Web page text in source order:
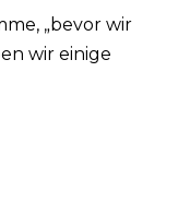
„bevor wir
wir einige